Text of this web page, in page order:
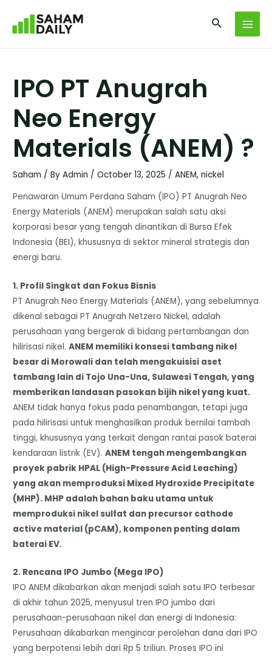
IPO PT Anugrah
Neo Energy
Materials (ANEM) ?
Saham / ByAdmin /October 13, 2025 /ANEM,nickel
Penawaran Umum Perdana Saham (IPO) PT Anugrah Neo
Energy Materials (ANEM) merupakan salah satu aksi
korporasi besar yang tengah dinantikan di Bursa Efek
Indonesia (BEI), khususnya di sektor mineral strategis dan
energi baru.
​1. Profil Singkat dan Fokus Bisnis
​PT Anugrah Neo Energy Materials (ANEM), yang sebelumnya
dikenal sebagai PT Anugrah Netzero Nickel, adalah
perusahaan yang bergerak di bidang pertambangan dan
hilirisasi nikel.ANEM memiliki konsesi tambang nikel
besar di Morowali dan telah mengakuisisi aset
tambang lain di Tojo Una-Una, Sulawesi Tengah, yang
memberikan landasan pasokan bijih nikel yang kuat.
ANEM tidak hanya fokus pada penambangan, tetapi juga
pada hilirisasi untuk menghasilkan produk bernilai tambah
tinggi, khususnya yang terkait dengan rantai pasok baterai
kendaraan listrik (EV).ANEM tengah mengembangkan
proyek pabrik HPAL (High-Pressure Acid Leaching)
yang akan memproduksi Mixed Hydroxide Precipitate
(MHP). MHP adalah bahan baku utama untuk
memproduksi nikel sulfat dan precursor cathode
active material (pCAM), komponen penting dalam
baterai EV.
​2. Rencana IPO Jumbo (Mega IPO)
​IPO ANEM dikabarkan akan menjadi salah satu IPO terbesar
di akhir tahun 2025, menyusul tren IPO jumbo dari
perusahaan-perusahaan nikel dan energi di Indonesia:
Perusahaan dikabarkan mengincar perolehan dana dari IPO
yang berpotensi lebih dari Rp 5 triliun. Proses IPO ini